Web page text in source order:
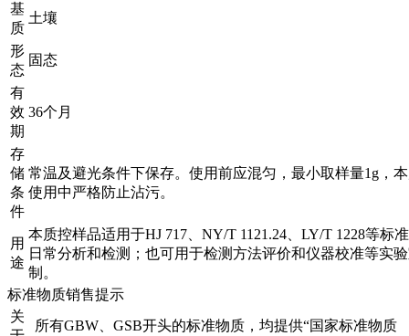
基
质
土壤
形
态
固态
有
效
期
36个月
存
储
条
件
常温及避光条件下保存。使用前应混匀，最小取样量1g，
使用中严格防止沾污。
用
途
本质控样品适用于HJ 717、NY/T 1121.24、LY/T 1228等标
日常分析和检测；也可用于检测方法评价和仪器校准等实
制。
标准物质销售提示
关
所有GBW、GSB开头的标准物质，均提供“国家标准物质